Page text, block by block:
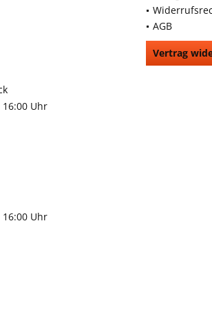
unter Teck
16:00 Uhr
16:00 Uhr
AGB
Vertrag